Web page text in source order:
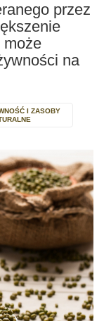
przez
może
na
I ZASOBY